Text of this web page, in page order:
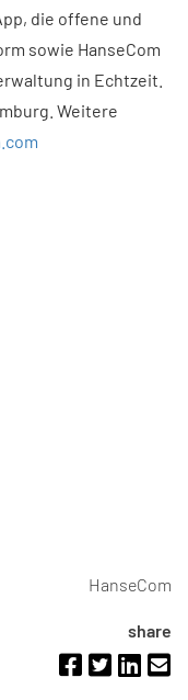
die offene und
sowie HanseCom
in Echtzeit.
Weitere
HanseCom
share